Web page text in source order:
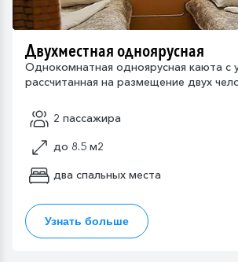
Двухместная одноярусная
Однокомнатная одноярусная каюта с
рассчитанная на размещение двух
2 пассажира
до 8.5 м2
два спальных места
Узнать больше